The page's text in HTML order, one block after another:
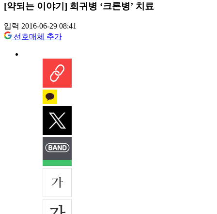
[약되는 이야기] 희귀병 ‘크론병’ 치료
입력 2016-06-29 08:41
선호매체 추가